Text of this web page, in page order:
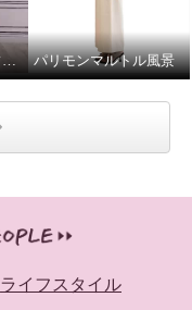
36歳、64歳のSSV フレンチスリーブシャツはジレにもなります。 パリモンマルトル風景
ライフスタイル